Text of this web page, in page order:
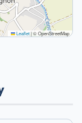
Leaflet|© OpenStreetMap